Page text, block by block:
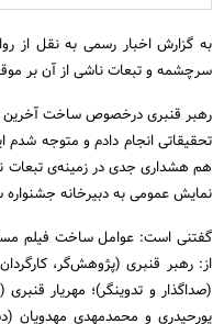
به گزارش اخبار رسمی به نقل از
سرچشمه و تبعات ناشی از آن بر
رهبر قنبری درخصوص ساخت آخرین
تحقیقاتی انجام دادم و متوجه
هم هشداری جدی در زمینه‌ی تبعات
نمایش عمومی به دبیرخانه
گفتنی است: عوامل ساخت فیلم
از: رهبر قنبری (پژوهش‌گر،
(صداگذار و تدوینگر)؛ مهریار
پورحیدری و محمدمهدی مهدویان